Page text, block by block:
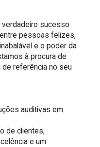
verdadeiro sucesso
pessoas felizes,
e o poder da
à procura de
de referência no seu
auditivas em
de clientes,
e um